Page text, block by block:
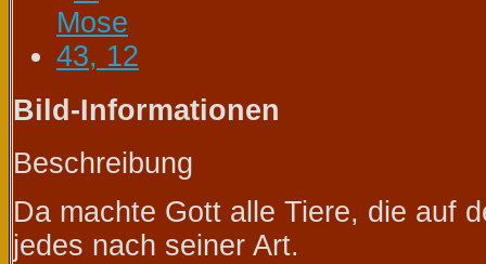
Bild-Informationen
Beschreibung
Da machte Gott alle Tiere, die auf
jedes nach seiner Art.